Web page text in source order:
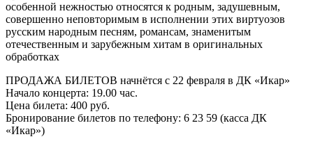
особенной нежностью относятся к родным, задушевным,
совершенно неповторимым в исполнении этих виртуозов
русским народным песням, романсам, знаменитым
отечественным и зарубежным хитам в оригинальных
обработках
ПРОДАЖА БИЛЕТОВ начнётся с 22 февраля в ДК «Икар»
Начало концерта: 19.00 час.
Цена билета: 400 руб.
Бронирование билетов по телефону: 6 23 59 (касса ДК
«Икар»)